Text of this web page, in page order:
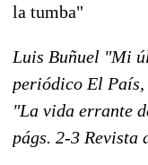
la tumba"
Luis Buñuel "Mi
periódico El
"La vida errante
págs. 2-3 Revista